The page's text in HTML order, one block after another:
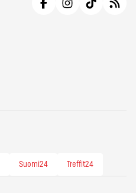
Suomi24 Treffit24